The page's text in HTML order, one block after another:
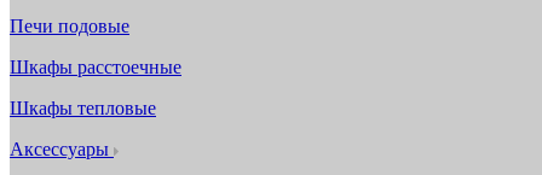
Печи подовые
Шкафы расстоечные
Шкафы тепловые
Аксессуары